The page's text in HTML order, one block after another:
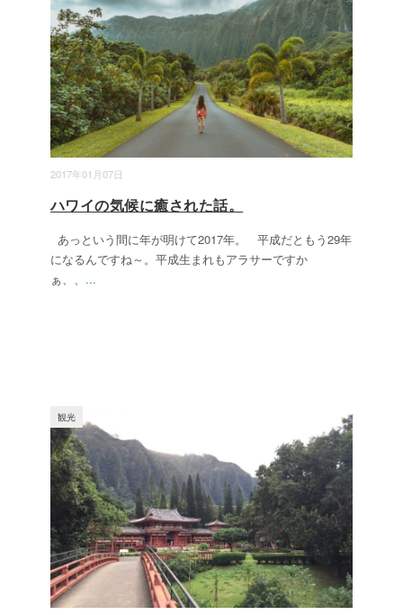
2017年01月07日
ハワイの気候に癒された話。
あっという間に年が明けて2017年。 平成だともう29年
になるんですね～。平成生まれもアラサーですか
ぁ、、 ...
観光